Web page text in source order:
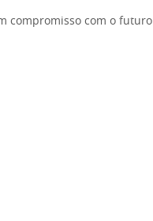
compromisso com o futuro